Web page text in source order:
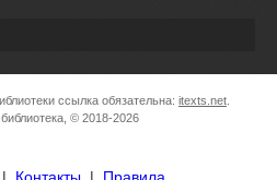
ссылка обязательна: itexts.net
© 2018-2026
| Контакты | Правила